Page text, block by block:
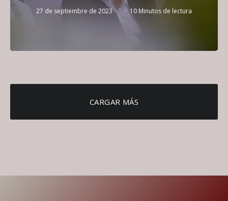
27 de septiembre de 2023 · · 10 Minutos de lectura
CARGAR MÁS